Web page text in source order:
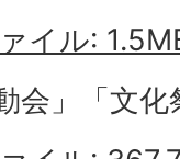
イル:
会」「文